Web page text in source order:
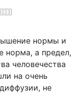
нормы и
норма, а предел,
человечества
на очень
не